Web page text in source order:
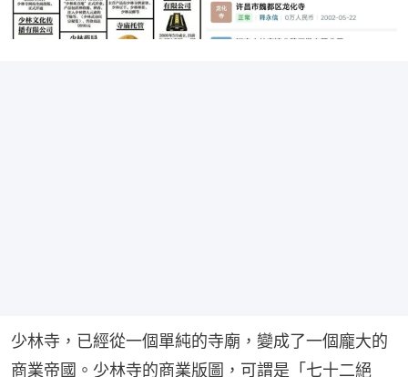
少林寺，已經從一個單純的寺廟，變成了一個龐大的
商業帝國。少林寺的商業版圖，可謂是「七十二絕